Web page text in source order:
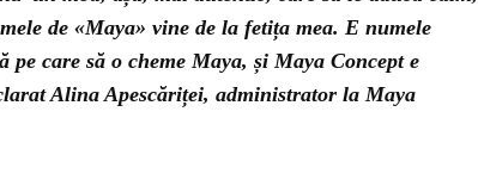
de «Maya» vine de la fetița mea. E numele
care să o cheme Maya, și Maya Concept e
Alina Apescăriței, administrator la Maya